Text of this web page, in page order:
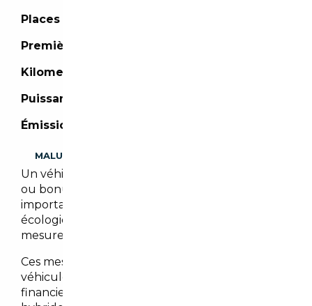
Places :
Première mise en circulation :
Kilometrage :
Puissance :
Émission de CO2 :
MALUS
Un véhicule importé peut être assujetti à malus
ou bonus écologique. Il est cependant
important de noter que les malus et/ou bonus
écologiques peuvent évoluer en fonction des
mesures gouvernementales en vigueur.
Ces mesures visent à encourager l’achat de
véhicules moins polluants en offrant des bonus
financiers pour les véhicules électriques et